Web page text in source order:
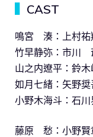
CAST
鳴宮 湊：上村祐
竹早静弥：市川
山之内遼平：鈴木
如月七緒：矢野奨
小野木海斗：石川
藤原 愁：小野賢